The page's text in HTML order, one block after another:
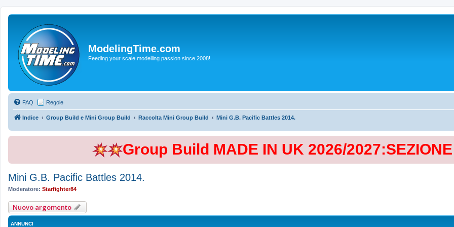
ModelingTime.com
Feeding your scale modelling passion since 2008!
FAQ Regole
Indice Group Build e Mini Group Build Raccolta Mini Group Build Mini G.B. Pacific Battles 2014.
Group Build MADE IN UK 2026/
Mini G.B. Pacific Battles 2014.
Moderatore: Starfighter84
Nuovo argomento
ANNUNCI